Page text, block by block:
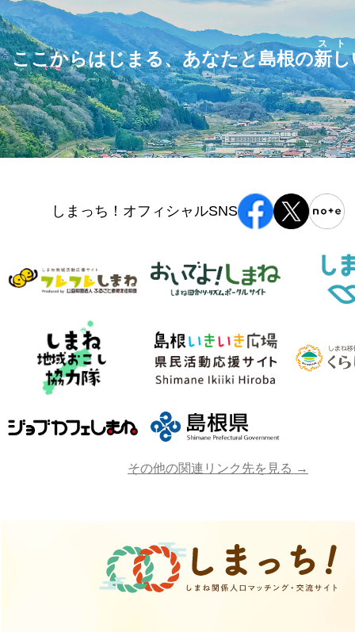
ここからはじまる、あなたと島根の新し
スト
しまっち！オフィシャルSNS
その他の関連リンク先を見る →